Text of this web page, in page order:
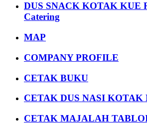
DUS SNACK KOTAK KUE
Catering
MAP
COMPANY PROFILE
CETAK BUKU
CETAK DUS NASI KOTAK
CETAK MAJALAH